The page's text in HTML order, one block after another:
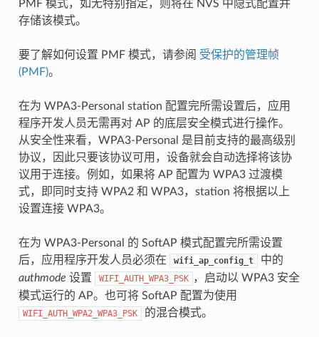
PMF 模式，如无特别指定，则将在 NVS 中隐式配置并
存储该模式。
要了解如何设置 PMF 模式，请参阅 受保护的管理帧
(PMF)。
在为 WPA3-Personal station 配置完所需设置后，应用
程序开发人员无需再对 AP 的底层安全模式进行操作。
从安全性来看，WPA3-Personal 是目前支持的最高级别
协议，因此只要该协议可用，设备就会自动选择将该协
议用于连接。例如，如果将 AP 配置为 WPA3 过渡模
式，即同时支持 WPA2 和 WPA3，station 将根据以上
设置连接 WPA3。
在为 WPA3-Personal 的 SoftAP 模式配置完所需设置
后，应用程序开发人员必须在
wifi_ap_config_t
中的
authmode 设置 WIFI_AUTH_WPA3_PSK ，启动以 WPA3 安全
模式运行的 AP。也可将 SoftAP 配置为使用
WIFI_AUTH_WPA2_WPA3_PSK 的混合模式。